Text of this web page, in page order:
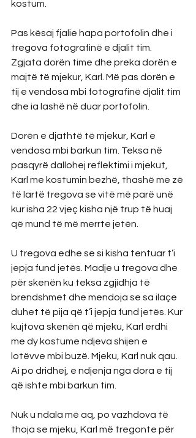
kostum.
Pas kësaj fjalie hapa portofolin dhe i
tregova fotografinë e djalit tim.
Zgjata dorën time dhe preka dorën e
majtë të mjekur, Karl. Më pas dorën e
tij e vendosa mbi fotografinë djalit tim
dhe ia lashë në duar portofolin.
Dorën e djathtë të mjekur, Karl e
vendosa mbi barkun tim. Teksa në
pasqyrë dallohej reflektimi i mjekut,
Karl me kostumin bezhë, thashë me zë
të lartë tregova se vitë më parë unë
kur isha 22 vjeç kisha një trup të huaj
që mund të më merrte jetën.
U tregova edhe se si kisha tentuar t’i
jepja fund jetës. Madje u tregova dhe
për skenën ku teksa zgjidhja të
brendshmet dhe mendoja se sa ilaçe
duhet të pija që t’i jepja fund jetës. Kur
kujtova skenën që mjeku, Karl erdhi
me dy kostume ndjeva shijen e
lotëvve mbi buzë. Mjeku, Karl nuk qau.
Ai po dridhej, e ndjenja nga dora e tij
që ishte mbi barkun tim.
Nuk u ndala më aq, po vazhdova të
thoja se mjeku, Karl më tregonte për